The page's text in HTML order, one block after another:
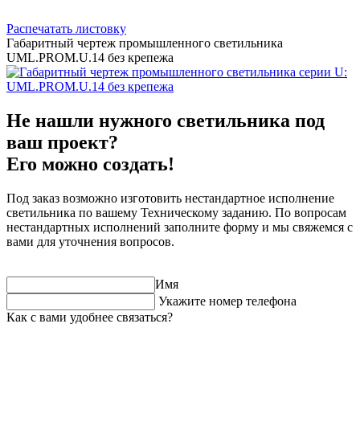
Распечатать листовку
Габаритный чертеж промышленного светильника
UML.PROM.U.14 без крепежа
Не нашли нужного светильника под
ваш проект?
Его можно создать!
Под заказ возможно изготовить нестандартное исполнение
светильника по вашему Техническому заданию. По вопросам
нестандартных исполнений заполните форму и мы свяжемся с
вами для уточнения вопросов.
Имя
Укажите номер телефона
Как с вами удобнее связаться?